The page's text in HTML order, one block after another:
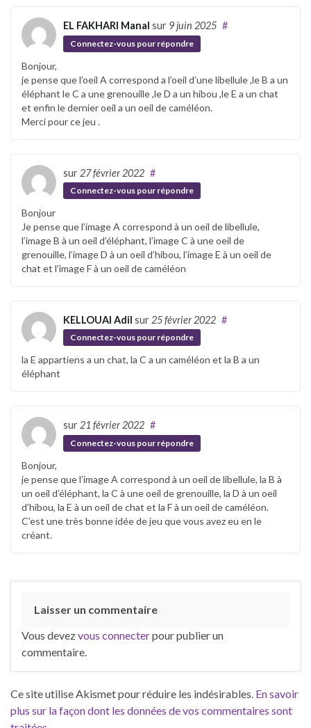
EL FAKHARI Manal sur 9 juin 2025 #
Connectez-vous pour répondre
Bonjour,
je pense que l’oeil A correspond a l’oeil d’une libellule ,le B a un
éléphant le C a une grenouille ,le D a un hibou ,le E a un chat
et enfin le dernier oeil a un oeil de caméléon.
Merci pour ce jeu .
sur 27 février 2022 #
Connectez-vous pour répondre
Bonjour
Je pense que l’image A correspond à un oeil de libellule,
l’image B à un oeil d’éléphant, l’image C à une oeil de
grenouille, l’image D à un oeil d’hibou, l’image E à un oeil de
chat et l’image F à un oeil de caméléon
KELLOUAI Adil sur 25 février 2022 #
Connectez-vous pour répondre
la E appartiens a un chat, la C a un caméléon et la B a un
éléphant
sur 21 février 2022 #
Connectez-vous pour répondre
Bonjour,
je pense que l’image A correspond à un oeil de libellule, la B à
un oeil d’éléphant, la C à une oeil de grenouille, la D à un oeil
d’hibou, la E à un oeil de chat et la F à un oeil de caméléon.
C’est une très bonne idée de jeu que vous avez eu en le
créant.
Laisser un commentaire
Vous devezvous connecterpour publier un
commentaire.
Ce site utilise Akismet pour réduire les indésirables. En savoir
plus sur la façon dont les données de vos commentaires sont